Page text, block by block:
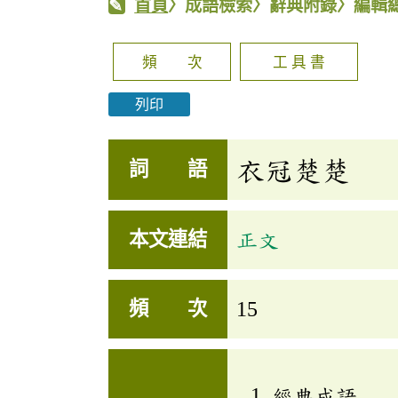
首頁〉成語檢索〉辭典附錄〉編輯
頻 次 工 具 書
列印
詞 語 衣冠楚楚
本文連結 正文
頻 次 15